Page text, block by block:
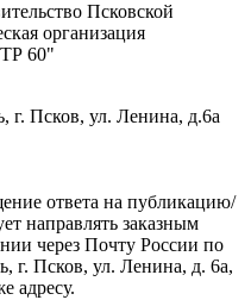
Псковской
организация
60"
г. Псков, ул. Ленина, д.6а
ответа на публикацию/
направлять заказным
через Почту России по
г. Псков, ул. Ленина, д. 6а,
адресу.